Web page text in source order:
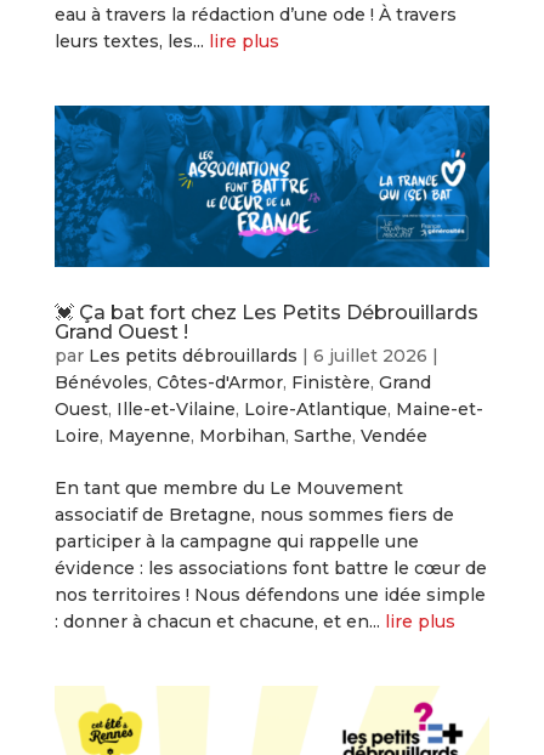
eau à travers la rédaction d’une ode ! À travers
leurs textes, les... lire plus
💓 Ça bat fort chez Les Petits Débrouillards
Grand Ouest !
par Les petits débrouillards | 6 juillet 2026 |
Bénévoles, Côtes-d'Armor, Finistère, Grand
Ouest, Ille-et-Vilaine, Loire-Atlantique, Maine-et-
Loire, Mayenne, Morbihan, Sarthe, Vendée
En tant que membre du Le Mouvement
associatif de Bretagne, nous sommes fiers de
participer à la campagne qui rappelle une
évidence : les associations font battre le cœur de
nos territoires ! Nous défendons une idée simple
: donner à chacun et chacune, et en... lire plus